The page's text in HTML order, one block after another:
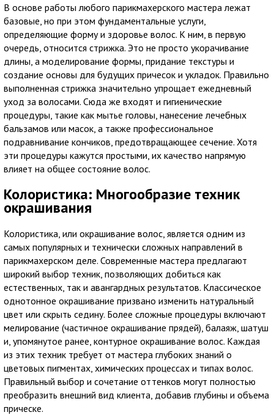
В основе работы любого парикмахерского мастера лежат
базовые, но при этом фундаментальные услуги,
определяющие форму и здоровье волос. К ним, в первую
очередь, относится стрижка. Это не просто укорачивание
длины, а моделирование формы, придание текстуры и
создание основы для будущих причесок и укладок. Правильно
выполненная стрижка значительно упрощает ежедневный
уход за волосами. Сюда же входят и гигиенические
процедуры, такие как мытье головы, нанесение лечебных
бальзамов или масок, а также профессиональное
подравнивание кончиков, предотвращающее сечение. Хотя
эти процедуры кажутся простыми, их качество напрямую
влияет на общее состояние волос.
Колористика: Многообразие техник
окрашивания
Колористика, или окрашивание волос, является одним из
самых популярных и технически сложных направлений в
парикмахерском деле. Современные мастера предлагают
широкий выбор техник, позволяющих добиться как
естественных, так и авангардных результатов. Классическое
однотонное окрашивание призвано изменить натуральный
цвет или скрыть седину. Более сложные процедуры включают
мелирование (частичное окрашивание прядей), балаяж, шатуш
и, упомянутое ранее, контурное окрашивание волос. Каждая
из этих техник требует от мастера глубоких знаний о
цветовых пигментах, химических процессах и типах волос.
Правильный выбор и сочетание оттенков могут полностью
преобразить внешний вид клиента, добавив глубины и объема
прическе.